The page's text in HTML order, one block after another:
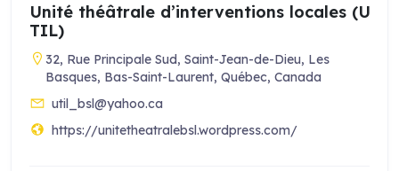
Unité théâtrale d’interventions locales (U
TIL)
32, Rue Principale Sud, Saint-Jean-de-Dieu, Les
Basques, Bas-Saint-Laurent, Québec, Canada
util_bsl@yahoo.ca
https://unitetheatralebsl.wordpress.com/